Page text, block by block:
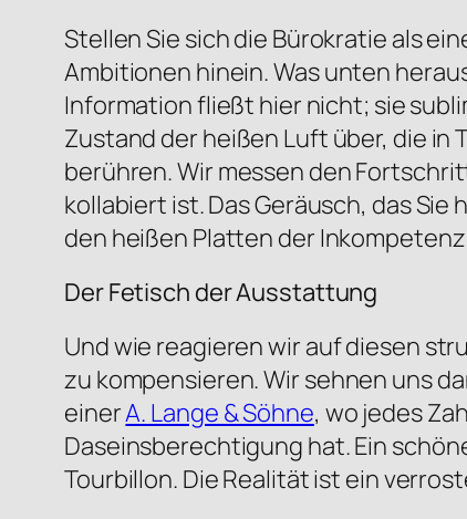
Stellen Sie sich die Bürokratie als
Ambitionen hinein. Was unten
Information fließt hier nicht; sie
Zustand der heißen Luft über, die in
berühren. Wir messen den
kollabiert ist. Das Geräusch, das
den heißen Platten der
Der Fetisch der Ausstattung
Und wie reagieren wir auf diesen
zu kompensieren. Wir sehnen uns
einerA. Lange & Söhne, wo jedes
Daseinsberechtigung hat. Ein
Tourbillon. Die Realität ist ein